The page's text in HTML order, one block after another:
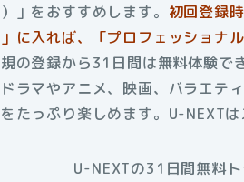
」をおすすめします。 初回登録
に入れば、「プロフェッショナ
の登録から31日間は無料体験で
ラマやアニメ、映画、バラエテ
たっぷり楽しめます。U-NEXT
U-NEXTの31日間無料